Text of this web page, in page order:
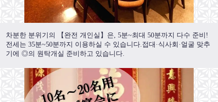
차분한 분위기의 【완전 개인실】은, 5분~최대 50분까지 다수 준비!
전세는 35분~50분까지 이용하실 수 있습니다.접대·식사회·얼굴 맞추
기에 ◎의 원탁개실 준비하고 있습니다.